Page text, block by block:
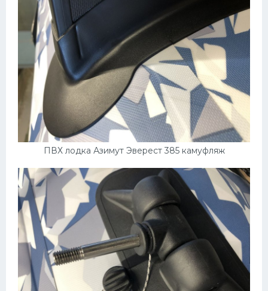
ПВХ лодка Азимут Эверест 385 камуфляж